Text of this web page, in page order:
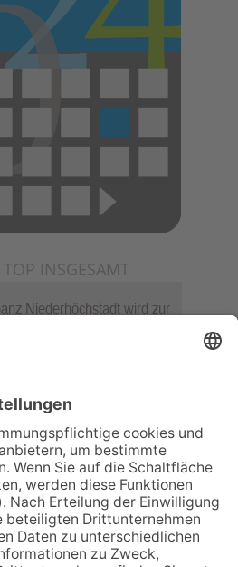
TOP INSGESAMT
Niederhöchstadt wird zur
Hochtaunus
„Changes“
Der Rettershof
wieder zum Weinfest ein
und Tölke begeistern
Werken von Walter
steht auf Gelb: